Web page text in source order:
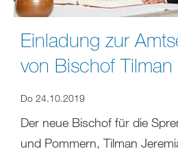
Einladung zur
von Bischof
Do 24.10.2019
Der neue Bischof für die
und Pommern, Tilman